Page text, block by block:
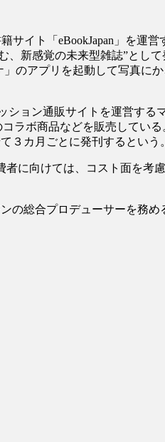
イト「eBookJapan」を運
、新感覚の未来型雑誌”とし
のアプリを起動して写真に
ョン通販サイトを運営する
ラボ商品などを販売してい
３カ月ごとに発刊するという。
に向けては、コスト面を考
の総合プロデューサーを務